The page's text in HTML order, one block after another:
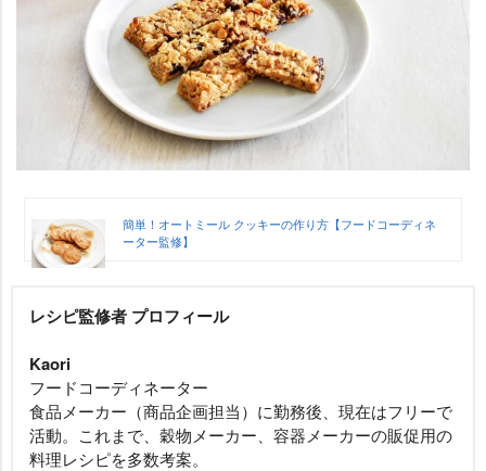
簡単！オートミール クッキーの作り方【フードコーディネ
ーター監修】
レシピ監修者 プロフィール
Kaori
フードコーディネーター
食品メーカー（商品企画担当）に勤務後、現在はフリーで
活動。これまで、穀物メーカー、容器メーカーの販促用の
料理レシピを多数考案。